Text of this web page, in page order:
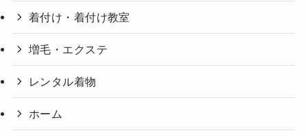
着付け・着付け教室
増毛・エクステ
レンタル着物
ホーム